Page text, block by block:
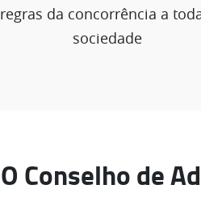
regras da concorrência a
sociedade
O Conselho de